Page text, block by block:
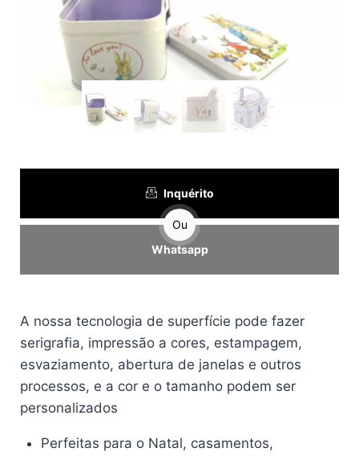
Inquérito
Ou
Whatsapp
A nossa tecnologia de superfície pode fazer
serigrafia, impressão a cores, estampagem,
esvaziamento, abertura de janelas e outros
processos, e a cor e o tamanho podem ser
personalizados
Perfeitas para o Natal, casamentos,